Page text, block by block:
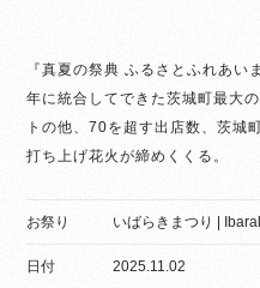
『真夏の祭典 ふるさとふれあ
年に統合してできた茨城町最大
トの他、70を超す出店数、茨城
打ち上げ花火が締めくくる。
お祭り いばらきまつり |
日付 2025.11.02